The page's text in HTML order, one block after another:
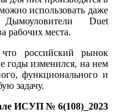
использовать да­же
Duet
рабочих места.
российский рынок
го­ды изменился, на нем
функционального и
задачу.
ИСУП № 6(108)_2023